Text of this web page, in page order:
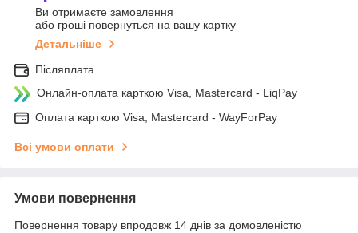
Ви отримаєте замовлення
або гроші повернуться на вашу картку
Детальніше
Післяплата
Онлайн-оплата карткою Visa, Mastercard - LiqPay
Оплата карткою Visa, Mastercard - WayForPay
Всі умови оплати
Умови повернення
Повернення товару впродовж 14 днів за домовленістю